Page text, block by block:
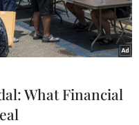
What Financial